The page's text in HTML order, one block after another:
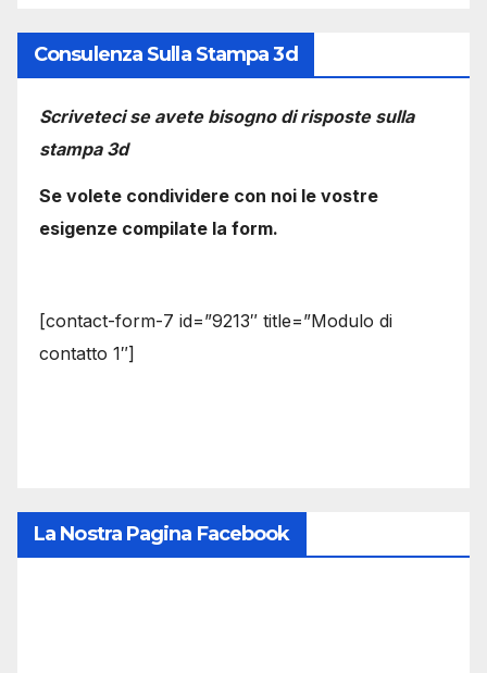
Consulenza Sulla Stampa 3d
Scriveteci se avete bisogno di risposte sulla
stampa 3d
Se volete condividere con noi le vostre
esigenze compilate la form.
[contact-form-7 id=”9213″ title=”Modulo di
contatto 1″]
La Nostra Pagina Facebook